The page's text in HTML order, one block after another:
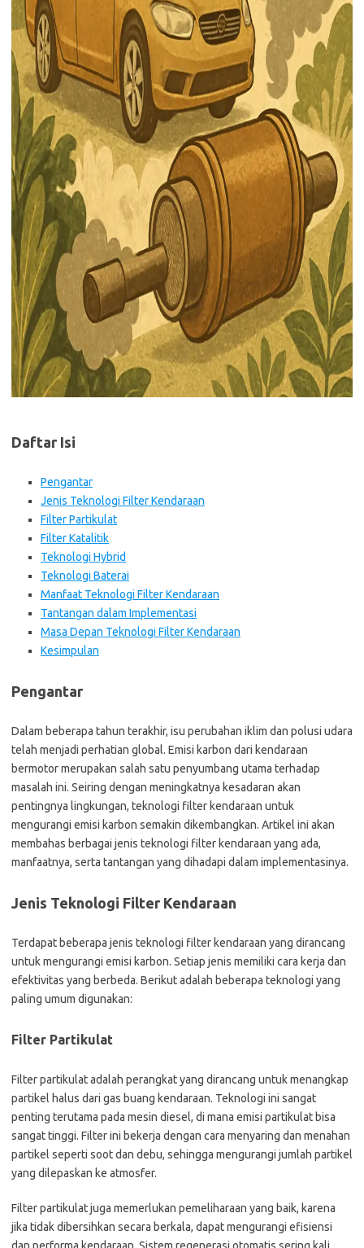
Daftar Isi
Pengantar
Jenis Teknologi Filter Kendaraan
Filter Partikulat
Filter Katalitik
Teknologi Hybrid
Teknologi Baterai
Manfaat Teknologi Filter Kendaraan
Tantangan dalam Implementasi
Masa Depan Teknologi Filter Kendaraan
Kesimpulan
Pengantar
Dalam beberapa tahun terakhir, isu perubahan iklim dan polusi udara
telah menjadi perhatian global. Emisi karbon dari kendaraan
bermotor merupakan salah satu penyumbang utama terhadap
masalah ini. Seiring dengan meningkatnya kesadaran akan
pentingnya lingkungan, teknologi filter kendaraan untuk
mengurangi emisi karbon semakin dikembangkan. Artikel ini akan
membahas berbagai jenis teknologi filter kendaraan yang ada,
manfaatnya, serta tantangan yang dihadapi dalam implementasinya.
Jenis Teknologi Filter Kendaraan
Terdapat beberapa jenis teknologi filter kendaraan yang dirancang
untuk mengurangi emisi karbon. Setiap jenis memiliki cara kerja dan
efektivitas yang berbeda. Berikut adalah beberapa teknologi yang
paling umum digunakan:
Filter Partikulat
Filter partikulat adalah perangkat yang dirancang untuk menangkap
partikel halus dari gas buang kendaraan. Teknologi ini sangat
penting terutama pada mesin diesel, di mana emisi partikulat bisa
sangat tinggi. Filter ini bekerja dengan cara menyaring dan menahan
partikel seperti soot dan debu, sehingga mengurangi jumlah partikel
yang dilepaskan ke atmosfer.
Filter partikulat juga memerlukan pemeliharaan yang baik, karena
jika tidak dibersihkan secara berkala, dapat mengurangi efisiensi